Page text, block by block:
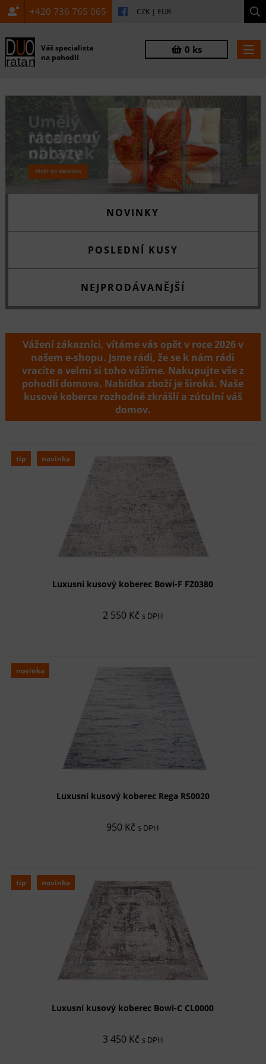
+420 736 765 065 CZK | EUR
Váš specialista
na pohodlí
0 ks
NOVINKY
POSLEDNÍ KUSY
NEJPRODÁVANĚJŠÍ
Vážení zákazníci, vítáme vás opět v roce 2026 v
našem e-shopu. Jsme rádi, že se k nám rádi
vracíte a velmi si toho vážíme. Nakupujte vše z
pohodlí domova. Nabídka zboží je široká. Naše
kusové koberce rozhodně zkrášlí a zútulní váš
domov.
tip novinka
Luxusní kusový koberec Bowi-F FZ0380
2 550 Kč s DPH
novinka
Luxusní kusový koberec Rega RS0020
950 Kč s DPH
tip novinka
Luxusní kusový koberec Bowi-C CL0000
3 450 Kč s DPH